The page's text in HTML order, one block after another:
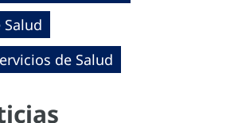
Salud
de Salud